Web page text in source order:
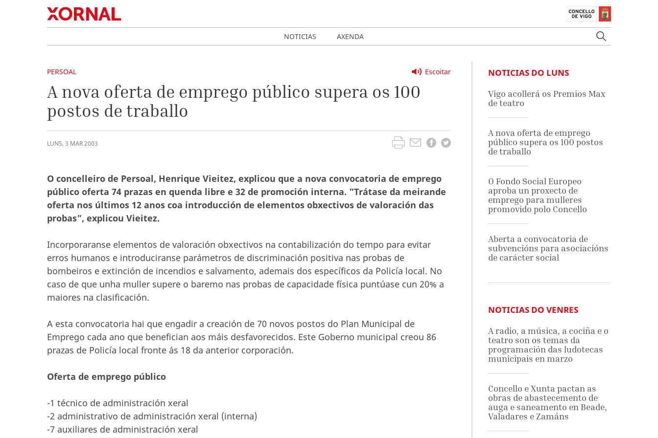
NOTICIAS AXENDA
Escoitar
PERSOAL
A nova oferta de emprego público supera os 100
postos de traballo
LUNS, 3 MAR2003
O concelleiro de Persoal, Henrique Vieitez, explicou que a nova convocatoria de emprego
público oferta 74 prazas en quenda libre e 32 de promoción interna. ”Trátase da meirande
oferta nos últimos 12 anos coa introducción de elementos obxectivos de valoración das
probas”, explicou Vieitez.
Incorporaranse elementos de valoración obxectivos na contabilización do tempo para evitar
erros humanos e introduciranse parámetros de discriminación positiva nas probas de
bombeiros e extinción de incendios e salvamento, ademais dos específicos da Policía local. No
caso de que unha muller supere o baremo nas probas de capacidade física puntúase cun 20% a
maiores na clasificación.
A esta convocatoria hai que engadir a creación de 70 novos postos do Plan Municipal de
Emprego cada ano que benefician aos máis desfavorecidos. Este Goberno municipal creou 86
prazas de Policía local fronte ás 18 da anterior corporación.
Oferta de emprego público
-1 técnico de administración xeral
-2 administrativo de administración xeral (interna)
-7 auxiliares de administración xeral
NOTICIAS DO LUNS
Vigo acollerá os Premios Max
de teatro
A nova oferta de emprego
público supera os 100 postos
de traballo
O Fondo Social Europeo
aproba un proxecto de
emprego para mulleres
promovido polo Concello
Aberta a convocatoria de
subvencións para asociacións
de carácter social
NOTICIAS DO VENRES
A radio, a música, a cociña e o
teatro son os temas da
programación das ludotecas
municipais en marzo
Concello e Xunta pactan as
obras de abastecemento de
auga e saneamento en Beade,
Valadares e Zamáns